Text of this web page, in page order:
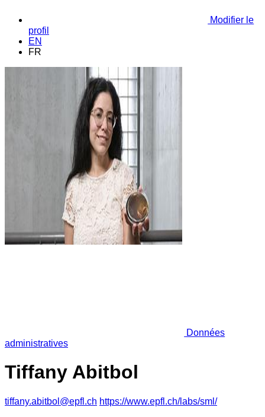
Modifier le
profil
EN
FR
Données
administratives
Tiffany Abitbol
tiffany.abitbol@epfl.ch https://www.epfl.ch/labs/sml/